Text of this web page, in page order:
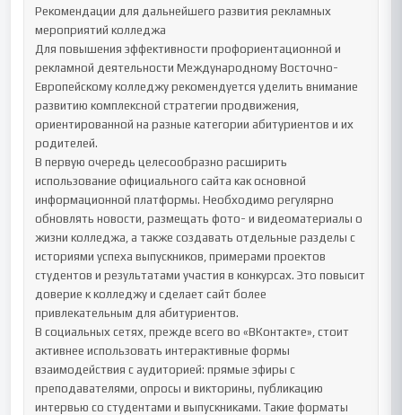
Рекомендации для дальнейшего развития рекламных
мероприятий колледжа
Для повышения эффективности профориентационной и
рекламной деятельности Международному Восточно-
Европейскому колледжу рекомендуется уделить внимание
развитию комплексной стратегии продвижения,
ориентированной на разные категории абитуриентов и их
родителей.
В первую очередь целесообразно расширить
использование официального сайта как основной
информационной платформы. Необходимо регулярно
обновлять новости, размещать фото- и видеоматериалы о
жизни колледжа, а также создавать отдельные разделы с
историями успеха выпускников, примерами проектов
студентов и результатами участия в конкурсах. Это повысит
доверие к колледжу и сделает сайт более
привлекательным для абитуриентов.
В социальных сетях, прежде всего во «ВКонтакте», стоит
активнее использовать интерактивные формы
взаимодействия с аудиторией: прямые эфиры с
преподавателями, опросы и викторины, публикацию
интервью со студентами и выпускниками. Такие форматы